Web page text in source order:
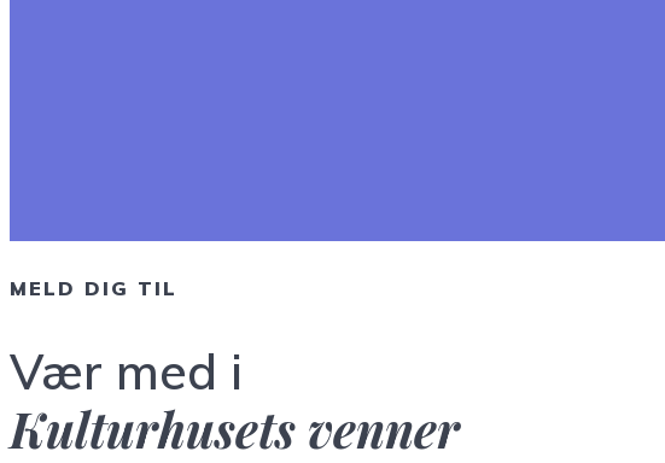
MELD DIG TIL
Vær med i
Kulturhusets venner